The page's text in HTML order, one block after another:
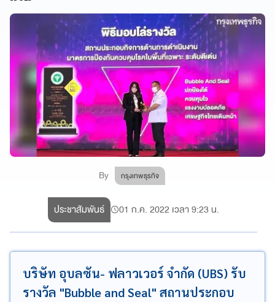
By กรุงเทพธุรกิจ
ประชาสัมพันธ์ 01 ก.ค. 2022 เวลา 9:23 น.
บริษัท อุบลซัน- ฟลาวเวอร์ จำกัด (UBS) รับ
รางวัล "Bubble and Seal" สถานประกอบ